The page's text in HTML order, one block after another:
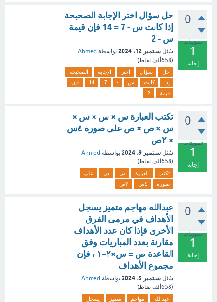
0
تصويتات
1
إجابة
حل سؤال اختر الإجابة الصحيحة
إذا كانت س - 7 = 14 فإن قيمة
س - 2
سُئل سبتمبر 12، 2024 بواسطة Ahmed
(658ألف نقاط)
حل سؤال اختر الإجابة
الصحيحة
إذا
كانت س -
7
14
فإن
قيمة
2
0
تصويتات
1
إجابة
تكتب العبارة س × س × س ×
س × ص × ص على صورة ٤س
× ٢ص
سُئل سبتمبر 9، 2024 بواسطة Ahmed
(658ألف نقاط)
تكتب العبارة س ص
على
صورة
٤س ٢ص
0
تصويتات
1
إجابة
عبدالله مهاجم متميز يسجل
الأهداف في مرمى الفرق
الأخرى فإذا كان عدد الأهداف
مقارنة بعدد المباريات وفق
القاعدة ص = س×٢–١ ، فإن
مجموع الأهداف
سُئل سبتمبر 5، 2024 بواسطة Ahmed
(658ألف نقاط)
عبدالله مهاجم متميز
يسجل